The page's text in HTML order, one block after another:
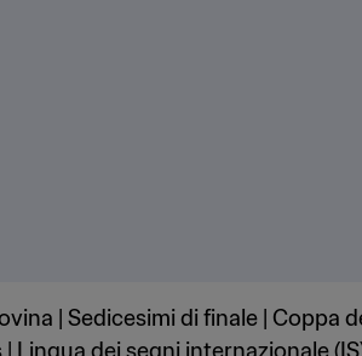
| Sedicesimi di finale | Coppa